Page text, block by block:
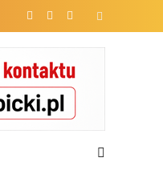
Facebook
X
Instagram